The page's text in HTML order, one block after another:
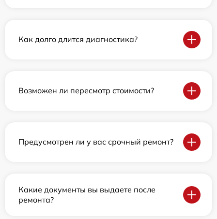
Как долго длится диагностика?
Возможен ли пересмотр стоимости?
Предусмотрен ли у вас срочный ремонт?
Какие документы вы выдаете после
ремонта?